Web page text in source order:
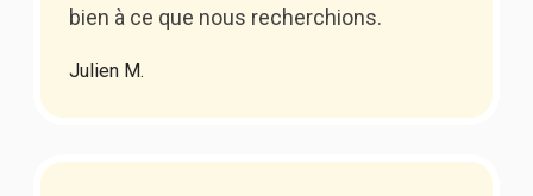
bien à ce que nous recherchions.
Julien M.